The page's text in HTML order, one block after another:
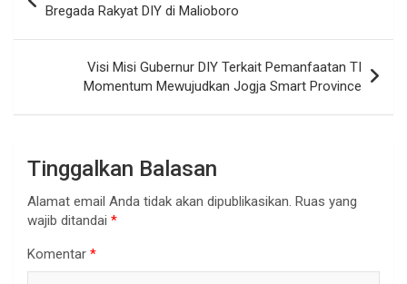
posBregada Rakyat DIY di Malioboro
Visi Misi Gubernur DIY Terkait Pemanfaatan TI
Momentum Mewujudkan Jogja Smart Province
Tinggalkan Balasan
Alamat email Anda tidak akan dipublikasikan. Ruas yang
wajib ditandai *
Komentar *